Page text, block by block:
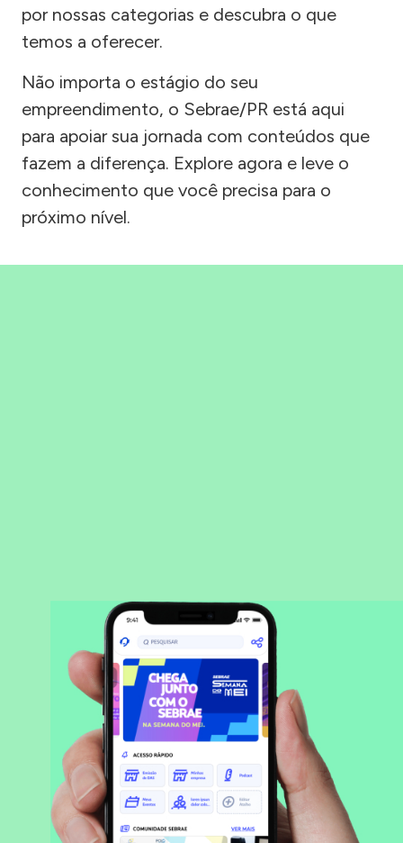
por nossas categorias e descubra o que
temos a oferecer.
Não importa o estágio do seu
empreendimento, o Sebrae/PR está aqui
para apoiar sua jornada com conteúdos que
fazem a diferença. Explore agora e leve o
conhecimento que você precisa para o
próximo nível.